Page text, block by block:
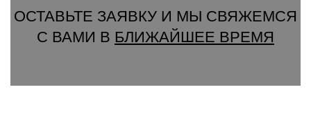
ОСТАВЬТЕ ЗАЯВКУ И МЫ СВЯЖЕМСЯ
С ВАМИ В БЛИЖАЙШЕЕ ВРЕМЯ